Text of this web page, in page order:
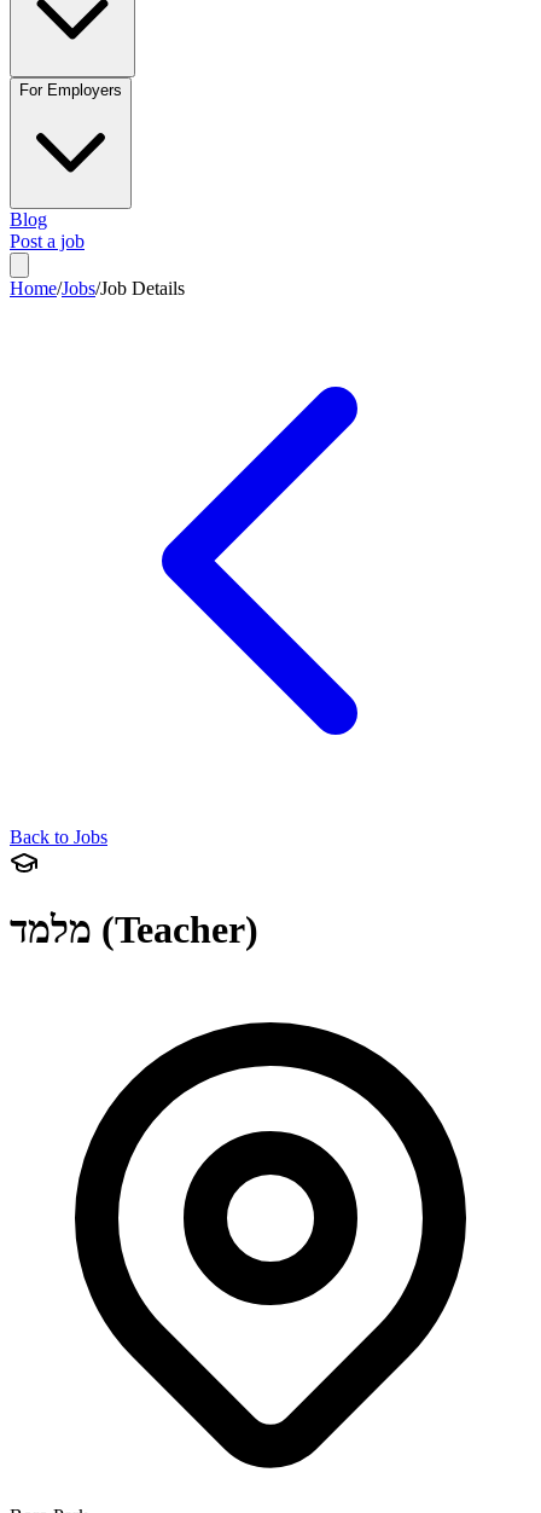
For Employers
Blog
Post a job
Home/Jobs/Job Details
Back to Jobs
מלמד (Teacher)